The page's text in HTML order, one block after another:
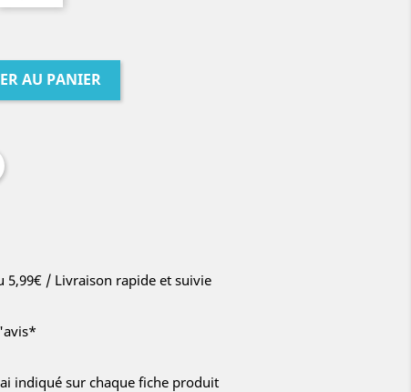
AU PANIER
5,99€ / Livraison rapide et suivie
indiqué sur chaque fiche produit